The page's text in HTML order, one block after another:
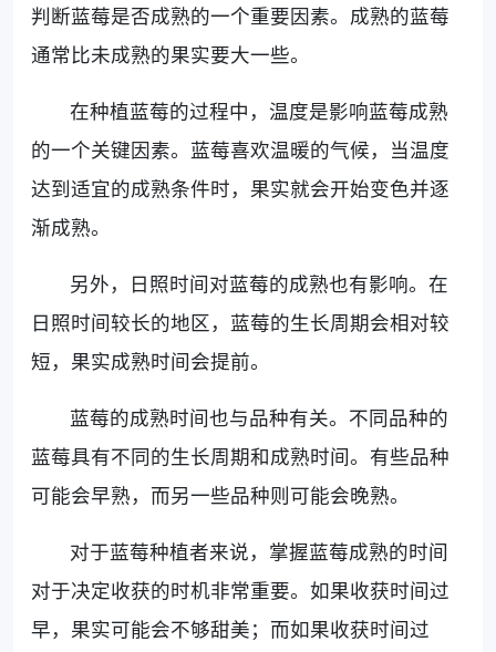
判断蓝莓是否成熟的一个重要因素。成熟的蓝莓
通常比未成熟的果实要大一些。
在种植蓝莓的过程中，温度是影响蓝莓成熟
的一个关键因素。蓝莓喜欢温暖的气候，当温度
达到适宜的成熟条件时，果实就会开始变色并逐
渐成熟。
另外，日照时间对蓝莓的成熟也有影响。在
日照时间较长的地区，蓝莓的生长周期会相对较
短，果实成熟时间会提前。
蓝莓的成熟时间也与品种有关。不同品种的
蓝莓具有不同的生长周期和成熟时间。有些品种
可能会早熟，而另一些品种则可能会晚熟。
对于蓝莓种植者来说，掌握蓝莓成熟的时间
对于决定收获的时机非常重要。如果收获时间过
早，果实可能会不够甜美；而如果收获时间过